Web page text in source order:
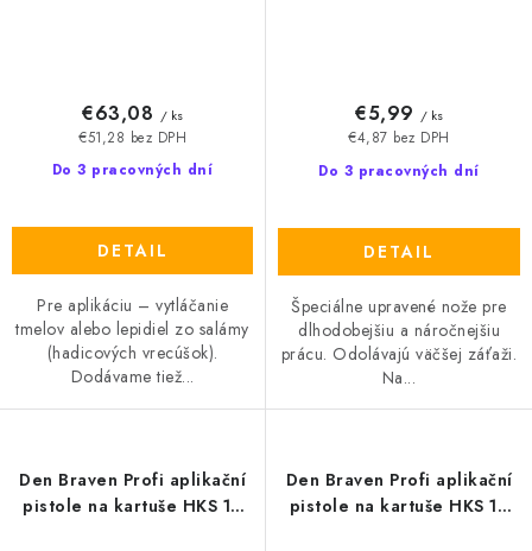
Do 3 pracovných dní
€51,28 bez DPH
€63,08 / ks
DETAIL
Pre aplikáciu – vytláčanie
tmelov alebo lepidiel zo salámy
(hadicových vrecúšok).
Dodávame tiež...
Do 3 pracovných dní
€4,87 bez DPH
€5,99 / ks
DETAIL
Špeciálne upravené nože pre
dlhodobejšiu a náročnejšiu
prácu. Odolávajú väčšej záťaži.
Na...
Den Braven Profi aplikační
pistole na kartuše HKS 12
Den Braven Profi aplikační
pistole na kartuše HKS 12